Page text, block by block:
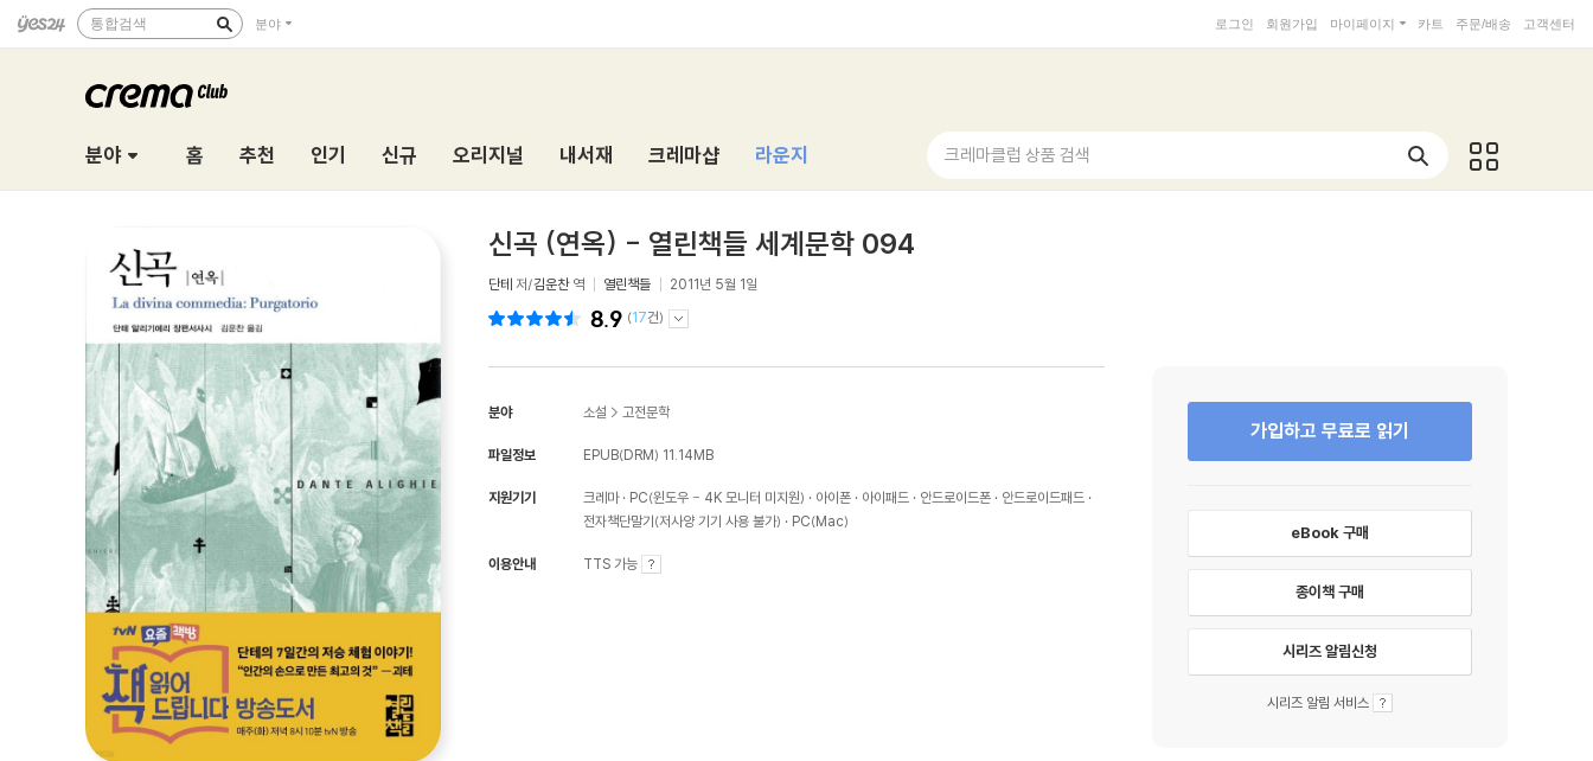
통합검색 분야 로그인 회원가입 마이페이지 카트 주문/배송 고객센터
분야 홈 추천 인기 신규 오리지널 내서재 크레마샵 라운지 크레마클럽 상품 검색
신곡 (연옥) - 열린책들 세계문학 094
단테 저/김운찬역 열린책들 2011년 5월 1일
8.9 (17건)
분야 소설 > 고전문학
파일정보 EPUB(DRM) 11.14MB
지원기기 크레마 PC(윈도우 - 4K 모니터 미지원) 아이폰 아이패드 안드로이드폰
안드로이드패드
전자책단말기(저사양 기기 사용 불가)
PC(Mac)
이용안내 TTS 가능
가입하고 무료로 읽기
eBook 구매
종이책 구매
시리즈 알림신청
시리즈 알림 서비스